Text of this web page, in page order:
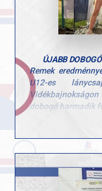
ÚJABB
Remek
U12-es
dobogó harmadik
A bronzérem
összefogás áll. A
meghozza
Szívből